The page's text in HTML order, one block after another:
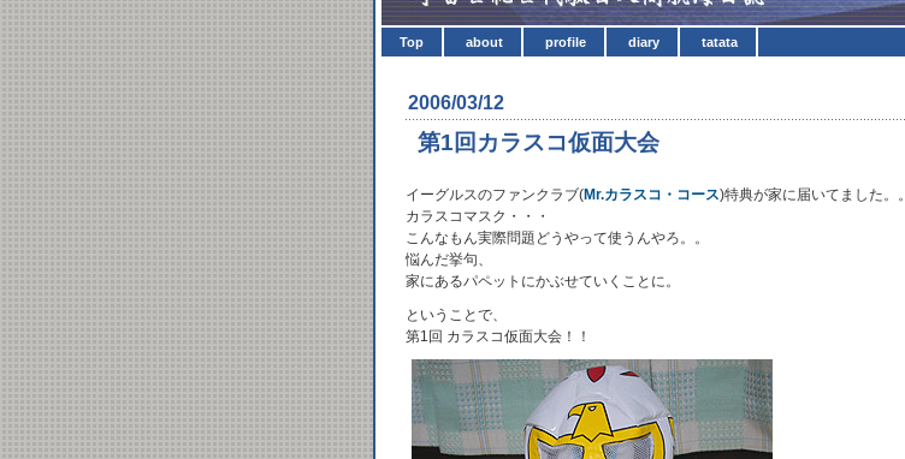
Top about profile diary tatata
2006/03/12
第1回カラスコ仮面大会
イーグルスのファンクラブ(Mr.カラスコ・コース)特典が家に届いてました。。
カラスコマスク・・・
こんなもん実際問題どうやって使うんやろ。。
悩んだ挙句、
家にあるパペットにかぶせていくことに。
ということで、
第1回 カラスコ仮面大会！！